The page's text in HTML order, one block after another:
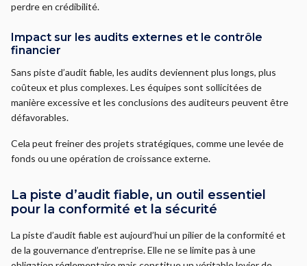
perdre en crédibilité.
Impact sur les audits externes et le contrôle
financier
Sans piste d’audit fiable, les audits deviennent plus longs, plus
coûteux et plus complexes. Les équipes sont sollicitées de
manière excessive et les conclusions des auditeurs peuvent être
défavorables.
Cela peut freiner des projets stratégiques, comme une levée de
fonds ou une opération de croissance externe.
La piste d’audit fiable, un outil essentiel
pour la conformité et la sécurité
La piste d’audit fiable est aujourd’hui un pilier de la conformité et
de la gouvernance d’entreprise. Elle ne se limite pas à une